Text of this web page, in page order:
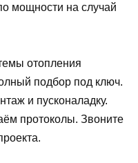
мощности на случай
отопления
подбор под ключ.
и пусконаладку.
протоколы. Звоните